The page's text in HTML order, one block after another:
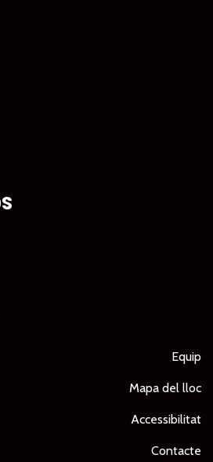
Equip
Mapa del lloc
Accessibilitat
Contacte